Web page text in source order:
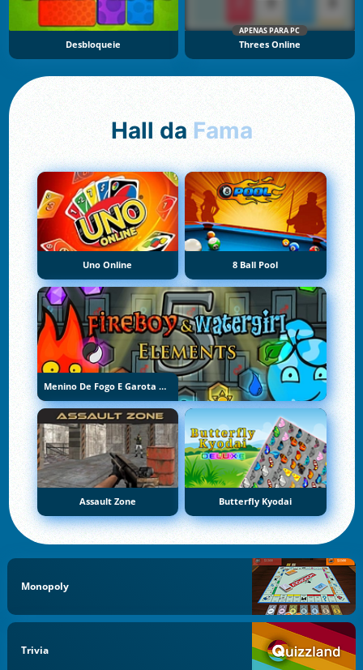
Desbloqueie
APENAS PARA PC
Threes Online
Hall da Fama
Uno Online 8 Ball Pool
Menino De Fogo E Garota De Água 5: Elementos
Assault Zone Butterfly Kyodai
Monopoly
Trivia